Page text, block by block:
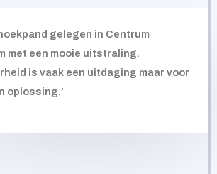
gelegen in Centrum
met een mooie uitstraling.
is vaak een uitdaging maar voor
oplossing.’